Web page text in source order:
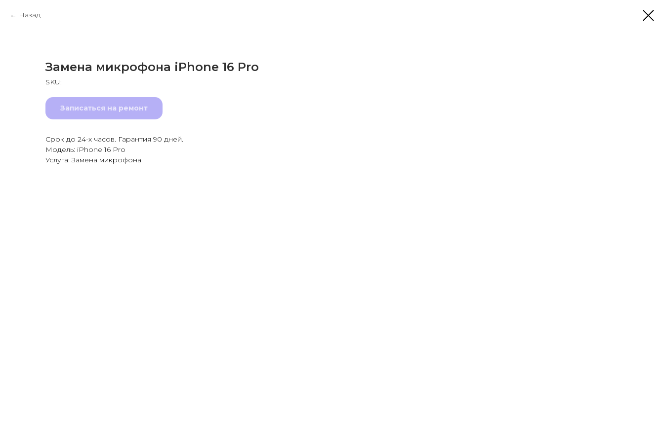
Назад
Замена микрофона iPhone 16 Pro
SKU:
Записаться на ремонт
Срок до 24-х часов. Гарантия 90 дней.
Модель: iPhone 16 Pro
Услуга: Замена микрофона